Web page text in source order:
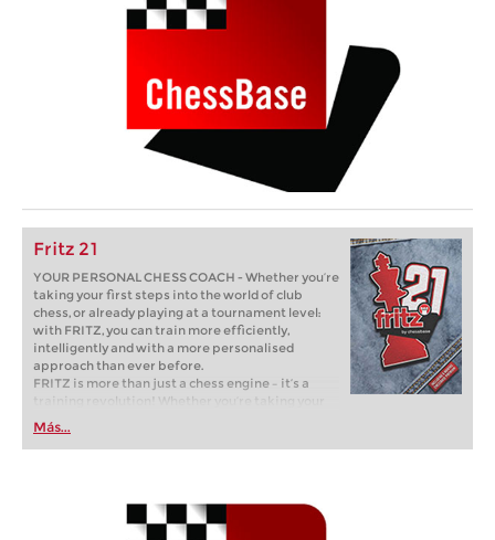
Fritz 21
YOUR PERSONAL CHESS COACH - Whether you’re
taking your first steps into the world of club
chess, or already playing at a tournament level:
with FRITZ, you can train more efficiently,
intelligently and with a more personalised
approach than ever before.
FRITZ is more than just a chess engine – it’s a
training revolution! Whether you’re taking your
first steps into the world of club chess, or already
playing at a tournament level: with FRITZ, you can
train more efficiently, intelligently and with a
Más...